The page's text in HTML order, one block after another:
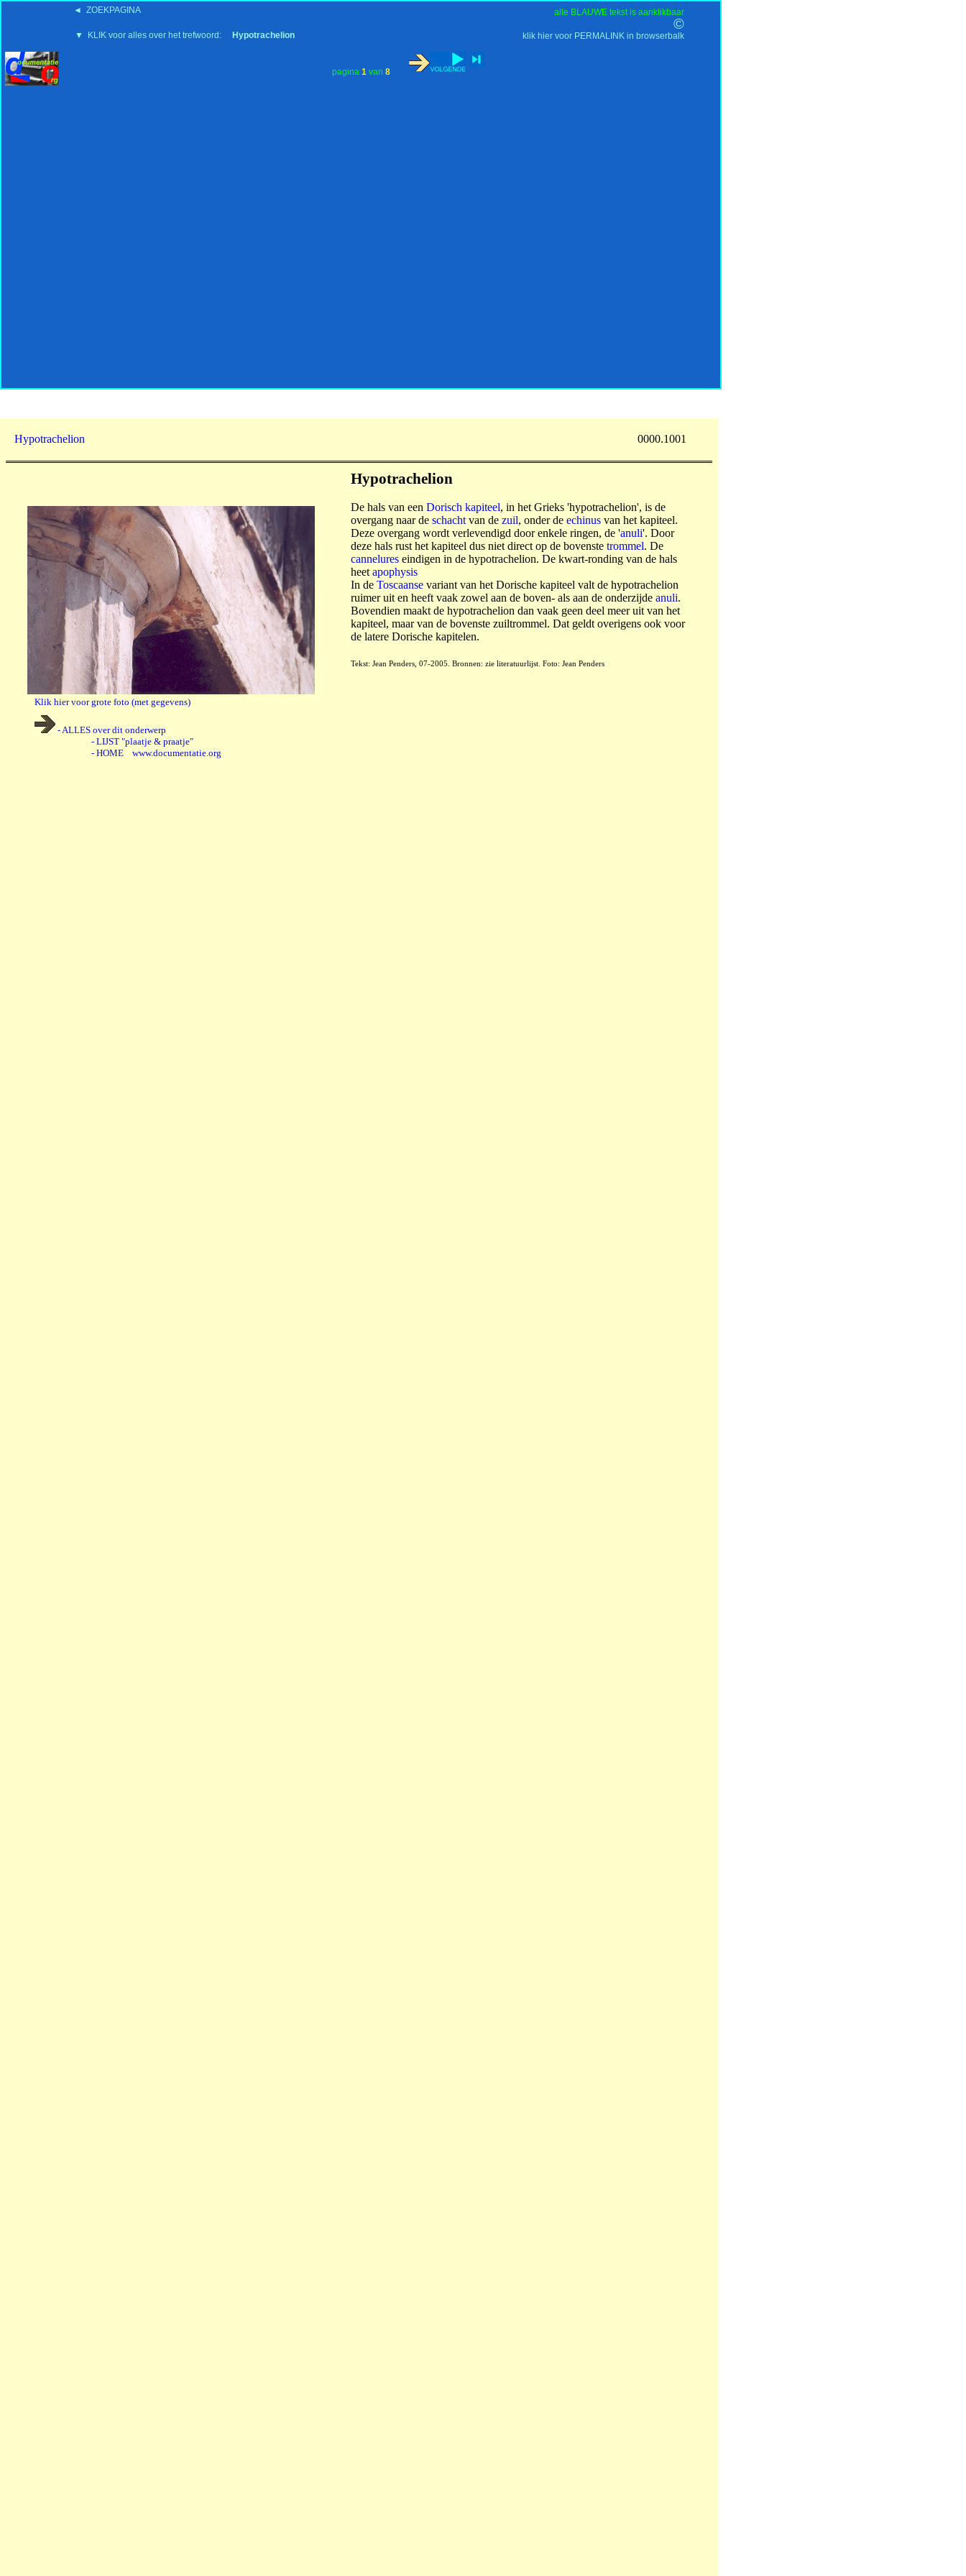
◄ ZOEKPAGINA alle BLAUWE tekst is aanklikbaar
klik hier voor PERMALINK in browserbalk
©
▼ KLIK voor alles over het trefwoord: Hypotrachelion
pagina 1 van 8
'15:19 19-2-2008